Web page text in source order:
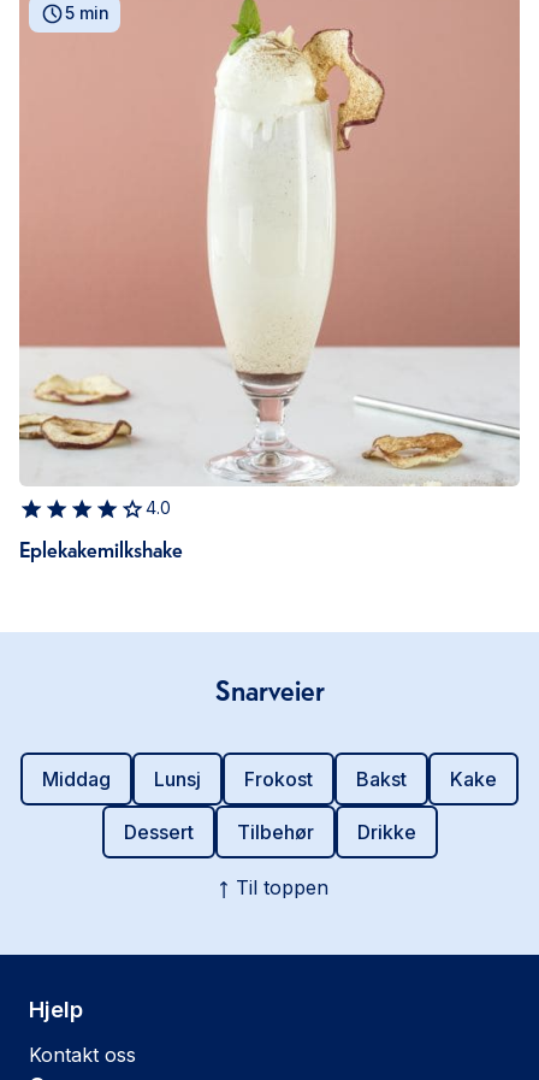
5 min
4.0
Eplekakemilkshake
Snarveier
Middag Lunsj Frokost Bakst Kake
Dessert Tilbehør Drikke
Til toppen
Hjelp
Kontakt oss